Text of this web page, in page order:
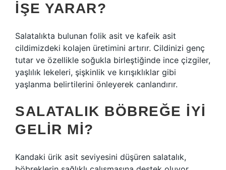
IŞE YARAR?
Salatalıkta bulunan folik asit ve kafeik asit
cildimizdeki kolajen üretimini artırır. Cildinizi genç
tutar ve özellikle soğukla ​​birleştiğinde ince çizgiler,
yaşlılık lekeleri, şişkinlik ve kırışıklıklar gibi
yaşlanma belirtilerini önleyerek canlandırır.
SALATALIK BÖBREĞE IYI
GELIR MI?
Kandaki ürik asit seviyesini düşüren salatalık,